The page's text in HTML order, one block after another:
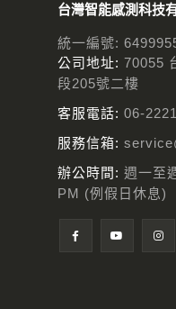
台灣智能感測科技
統一編號:
公司地址: 70055
段205號二樓
客服電話: 06-
服務信箱:
辦公時間: 週一至
PM (例假日休息)